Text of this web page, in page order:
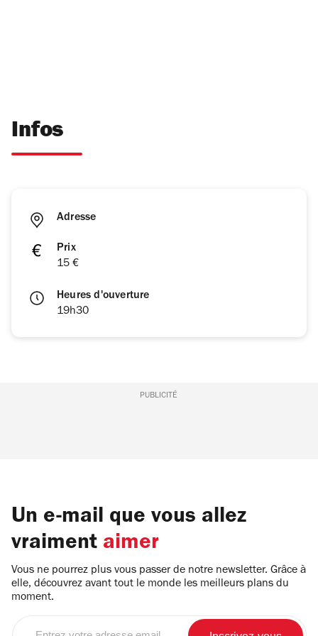
Infos
Adresse
Prix
15 €
Heures d'ouverture
19h30
PUBLICITÉ
Un e-mail que vous allez
vraiment aimer
Vous ne pourrez plus vous passer de notre newsletter. Grâce à
elle, découvrez avant tout le monde les meilleurs plans du
moment.